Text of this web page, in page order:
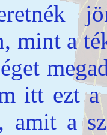
mint a
itt ezt
amit a